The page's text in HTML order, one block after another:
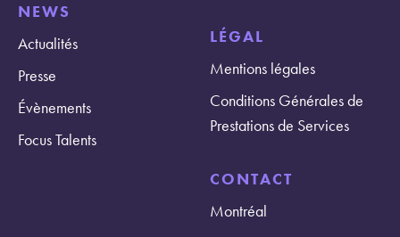
NEWS
Actualités
Presse
Évènements
Focus Talents
LÉGAL
Mentions légales
Conditions Générales de
Prestations de Services
CONTACT
Montréal